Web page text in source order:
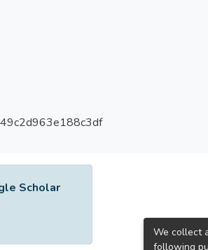
Scholar
We collect
following